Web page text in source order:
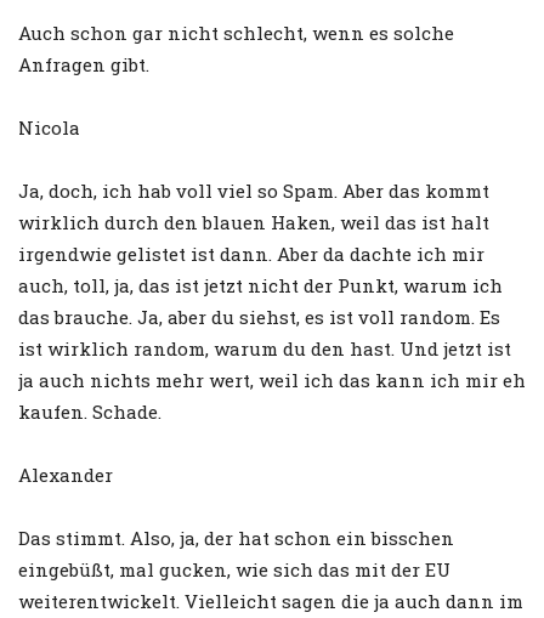
Auch schon gar nicht schlecht, wenn es solche
Anfragen gibt.
Nicola
Ja, doch, ich hab voll viel so Spam. Aber das kommt
wirklich durch den blauen Haken, weil das ist halt
irgendwie gelistet ist dann. Aber da dachte ich mir
auch, toll, ja, das ist jetzt nicht der Punkt, warum ich
das brauche. Ja, aber du siehst, es ist voll random. Es
ist wirklich random, warum du den hast. Und jetzt ist
ja auch nichts mehr wert, weil ich das kann ich mir eh
kaufen. Schade.
Alexander
Das stimmt. Also, ja, der hat schon ein bisschen
eingebüßt, mal gucken, wie sich das mit der EU
weiterentwickelt. Vielleicht sagen die ja auch dann im